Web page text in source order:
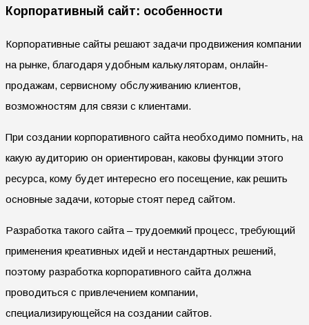
Корпоративный сайт: особенности
Корпоративные сайты решают задачи продвижения компании
на рынке, благодаря удобным калькуляторам, онлайн-
продажам, сервисному обслуживанию клиентов,
возможностям для связи с клиентами.
При создании корпоративного сайта необходимо помнить, на
какую аудиторию он ориентирован, каковы функции этого
ресурса, кому будет интересно его посещение, как решить
основные задачи, которые стоят перед сайтом.
Разработка такого сайта – трудоемкий процесс, требующий
применения креативных идей и нестандартных решений,
поэтому разработка корпоративного сайта должна
проводиться с привлечением компании,
специализирующейся на создании сайтов.